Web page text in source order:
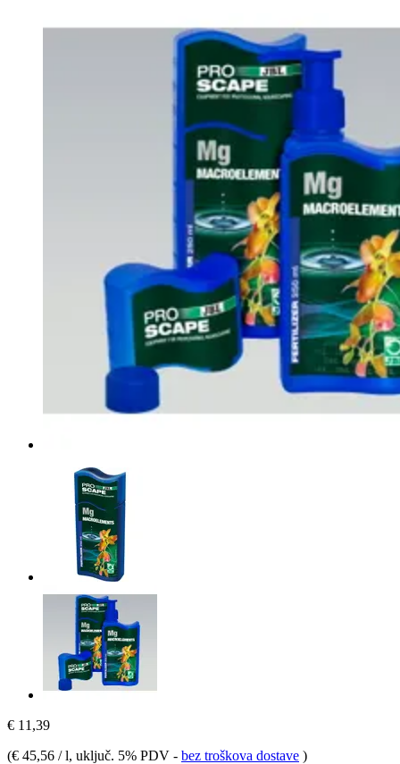
€ 11,39
(€ 45,56 / l, uključ. 5% PDV - bez troškova dostave )